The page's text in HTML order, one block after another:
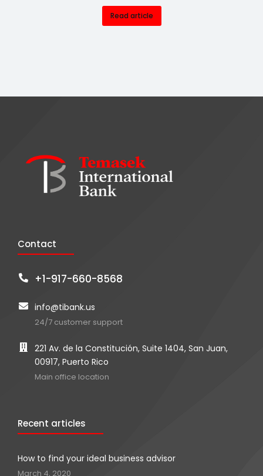
Read article
Contact
+1-917-660-8568
info@tibank.us
24/7 customer support
221 Av. de la Constitución, Suite 1404, San Juan,
00917, Puerto Rico
Main office location
Recent articles
How to find your ideal business advisor
March 4, 2020